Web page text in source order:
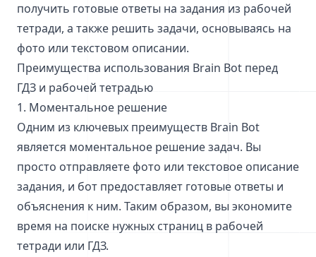
получить готовые ответы на задания из рабочей
тетради, а также решить задачи, основываясь на
фото или текстовом описании.
Преимущества использования Brain Bot перед
ГДЗ и рабочей тетрадью
1. Моментальное решение
Одним из ключевых преимуществ Brain Bot
является моментальное решение задач. Вы
просто отправляете фото или текстовое описание
задания, и бот предоставляет готовые ответы и
объяснения к ним. Таким образом, вы экономите
время на поиске нужных страниц в рабочей
тетради или ГДЗ.